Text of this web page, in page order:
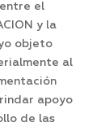
el
y la
objeto
al
apoyo
de las